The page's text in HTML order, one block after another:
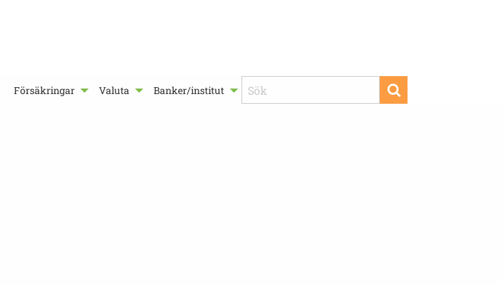
Försäkringar Valuta Banker/institut